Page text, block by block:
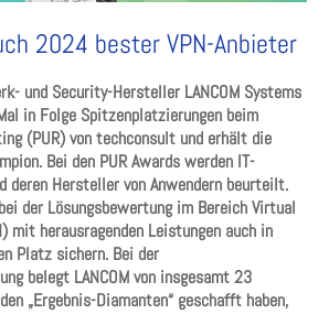
2024 bester VPN-Anbieter
und Security-Hersteller LANCOM Systems
in Folge Spitzenplatzierungen beim
(PUR) von techconsult und erhält die
Bei den PUR Awards werden IT-
deren Hersteller von Anwendern beurteilt.
der Lösungsbewertung im Bereich Virtual
mit herausragenden Leistungen auch in
Platz sichern. Bei der
belegt LANCOM von insgesamt 23
„Ergebnis-Diamanten“ geschafft haben,